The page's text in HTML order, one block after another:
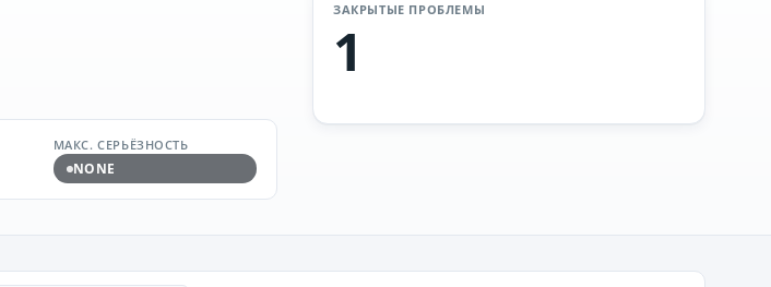
МАКС. СЕРЬЁЗНОСТЬ
NONE
ЗАКРЫТЫЕ ПРОБЛЕМЫ
1